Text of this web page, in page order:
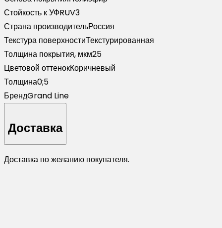
Стойкость к УФRUV3
Страна производительРоссия
Текстура поверхностиТекстурированная
Толщина покрытия, мкм25
Цветовой оттенокКоричневый
Толщина0;5
БрендGrand Line
Доставка
Доставка по желанию покупателя.